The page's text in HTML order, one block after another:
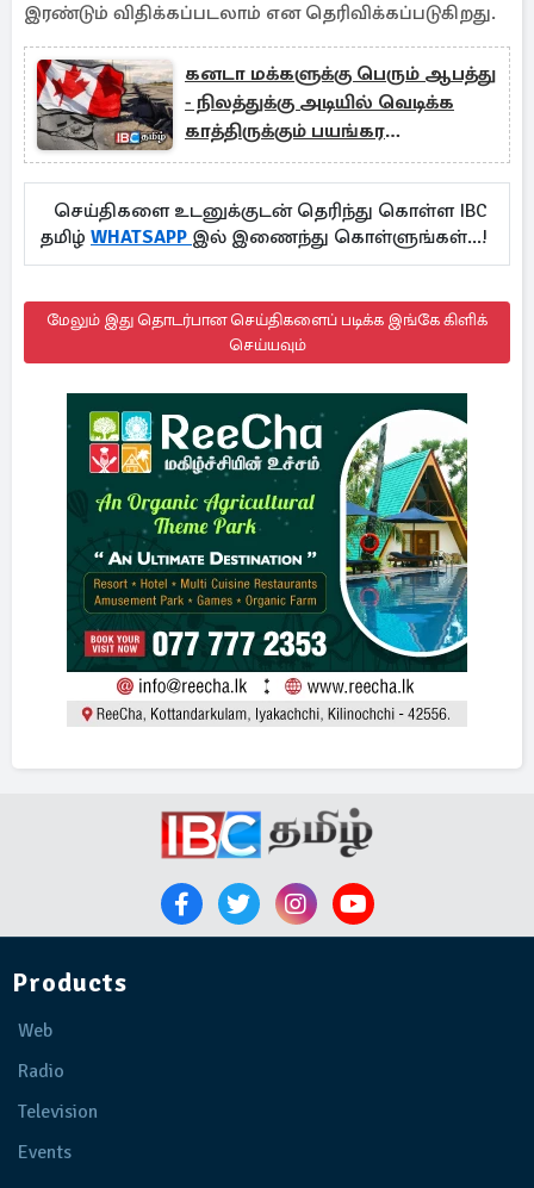
இரண்டும் விதிக்கப்படலாம் என தெரிவிக்கப்படுகிறது.
கனடா மக்களுக்கு பெரும் ஆபத்து
- நிலத்துக்கு அடியில் வெடிக்க
காத்திருக்கும் பயங்கர
நிலநடுக்கம்
செய்திகளை உடனுக்குடன் தெரிந்து கொள்ள IBC
தமிழ் WHATSAPP இல் இணைந்து கொள்ளுங்கள்...!
மேலும் இது தொடர்பான செய்திகளைப் படிக்க இங்கே கிளிக்
செய்யவும்
Products
Web
Radio
Television
Events